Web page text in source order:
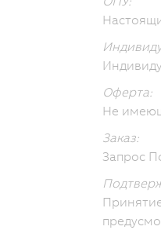
Оферта:
Не
Заказ:
Запрос